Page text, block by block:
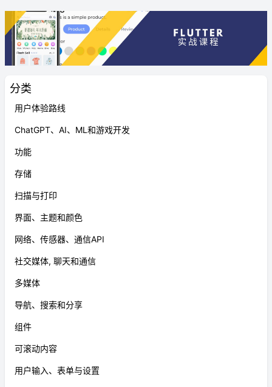
分类
用户体验路线
ChatGPT、AI、ML和游戏开发
功能
存储
扫描与打印
界面、主题和颜色
网络、传感器、通信API
社交媒体, 聊天和通信
多媒体
导航、搜索和分享
组件
可滚动内容
用户输入、表单与设置